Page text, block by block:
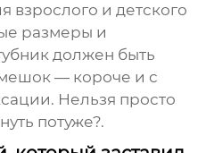
взрослого и детского
размеры и
должен быть
— короче и с
Нельзя просто
потуже?.